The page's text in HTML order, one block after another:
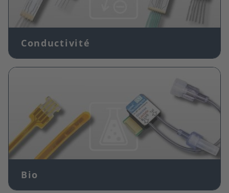
Conductivité
Bio